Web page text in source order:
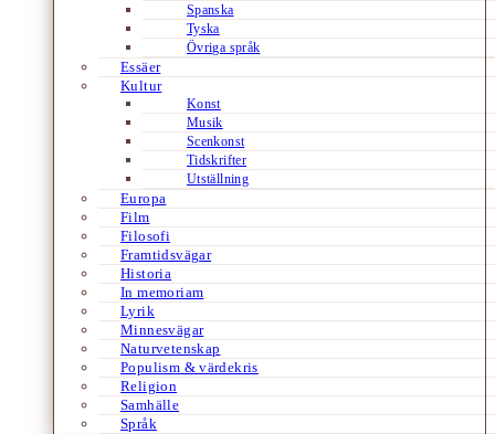
Spanska
Tyska
Övriga språk
Essäer
Kultur
Konst
Musik
Scenkonst
Tidskrifter
Utställning
Europa
Film
Filosofi
Framtidsvägar
Historia
In memoriam
Lyrik
Minnesvägar
Naturvetenskap
Populism & värdekris
Religion
Samhälle
Språk